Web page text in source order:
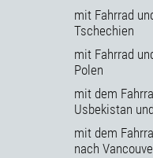
mit Fahrrad
Tschechien
mit Fahrrad
Polen
mit dem
Usbekistan
mit dem
nach